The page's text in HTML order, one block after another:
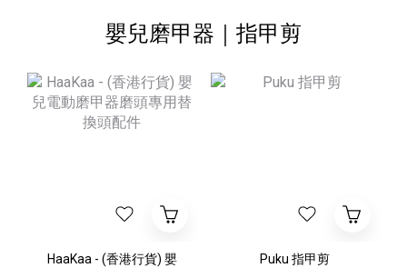
嬰兒磨甲器｜指甲剪
HaaKaa - (香港行貨) 嬰
Puku 指甲剪